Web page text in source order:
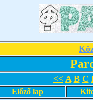
<< A B C
Előző lap